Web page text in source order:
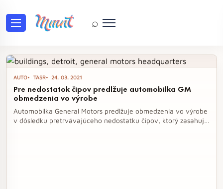
⌕
Tag: GM
AUTO TASR 24. 03. 2021
Pre nedostatok čipov predlžuje automobilka GM
obmedzenia vo výrobe
Automobilka General Motors predlžuje obmedzenia vo výrobe
v dôsledku pretrvávajúceho nedostatku čipov, ktorý zasahuje